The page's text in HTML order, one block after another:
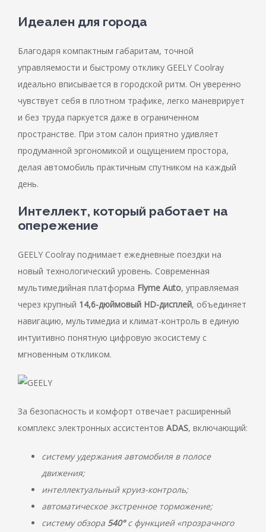
Идеален для города
Благодаря компактным габаритам, точной
управляемости и быстрому отклику GEELY Coolray
идеально вписывается в городской ритм. Он уверенно
чувствует себя в плотном трафике, легко маневрирует
и без труда паркуется даже в ограниченном
пространстве. При этом салон приятно удивляет
продуманной эргономикой и ощущением простора,
делая автомобиль практичным спутником на каждый
день.
Интеллект, который работает на
опережение
GEELY Coolray поднимает ежедневные поездки на
новый технологический уровень. Современная
мультимедийная платформа Flyme Auto, управляемая
через крупный 14,6-дюймовый HD-дисплей, объединяет
навигацию, мультимедиа и климат-контроль в единую
интуитивно понятную цифровую экосистему с
мгновенным откликом.
За безопасность и комфорт отвечает расширенный
комплекс электронных ассистентов ADAS, включающий:
систему удержания автомобиля в полосе
движения;
интеллектуальный круиз-контроль;
автоматическое экстренное торможение;
систему обзора 540°с функцией «прозрачного